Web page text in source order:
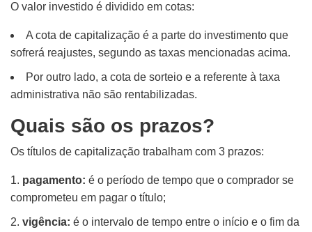
O valor investido é dividido em cotas:
A cota de capitalização é a parte do investimento que
sofrerá reajustes, segundo as taxas mencionadas acima.
Por outro lado, a cota de sorteio e a referente à taxa
administrativa não são rentabilizadas.
Quais são os prazos?
Os títulos de capitalização trabalham com 3 prazos:
pagamento: é o período de tempo que o comprador se
comprometeu em pagar o título;
vigência: é o intervalo de tempo entre o início e o fim da